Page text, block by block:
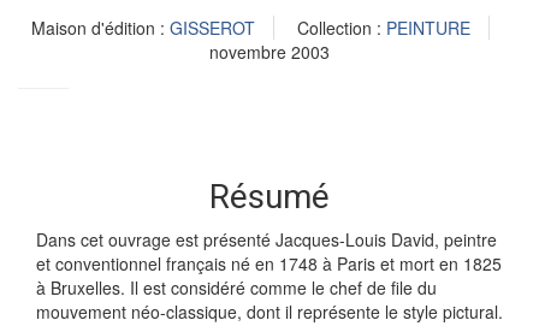
Maison d'édition : GISSEROT Collection : PEINTURE
novembre 2003
Résumé
Dans cet ouvrage est présenté Jacques-Louis David, peintre
et conventionnel français né en 1748 à Paris et mort en 1825
à Bruxelles. Il est considéré comme le chef de file du
mouvement néo-classique, dont il représente le style pictural.